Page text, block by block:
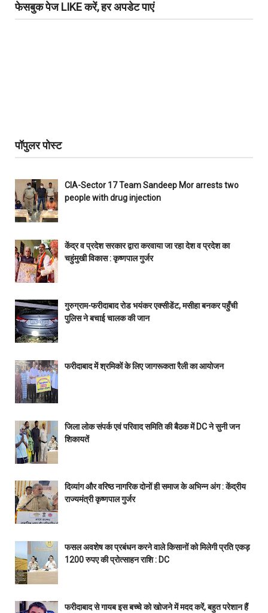
फेसबुक पेज LIKE करें, हर अपडेट पाएं
पॉपुलर पोस्ट
CIA-Sector 17 Team Sandeep Mor arrests two
people with drug injection
केंद्र व प्रदेश सरकार द्वारा करवाया जा रहा देश व प्रदेश का
चहुंमुखी विकास : कृष्णपाल गुर्जर
गुरुग्राम-फरीदाबाद रोड भयंकर एक्सीडेंट, मसीहा बनकर पहुँची
पुलिस ने बचाई चालक की जान
फरीदाबाद में श्रमिकों के लिए जागरूकता रैली का आयोजन
जिला लोक संपर्क एवं परिवाद समिति की बैठक में DC ने सुनी जन
शिकायतें
दिव्यांग और वरिष्ठ नागरिक दोनों ही समाज के अभिन्न अंग : केंद्रीय
राज्यमंत्री कृष्णपाल गुर्जर
फसल अवशेष का प्रबंधन करने वाले किसानों को मिलेगी प्रति एकड़
1200 रुपए की प्रोत्साहन राशि : DC
फरीदाबाद से गायब इस बच्चे को खोजने में मदद करें, बहुत परेशान हैं